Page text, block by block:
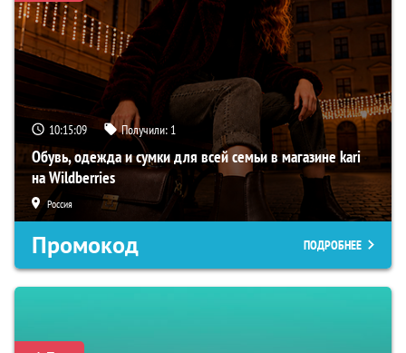
10:15:08 Получили: 1
Обувь, одежда и сумки для всей семьи в магазине kari
на Wildberries
Россия
Промокод ПОДРОБНЕЕ